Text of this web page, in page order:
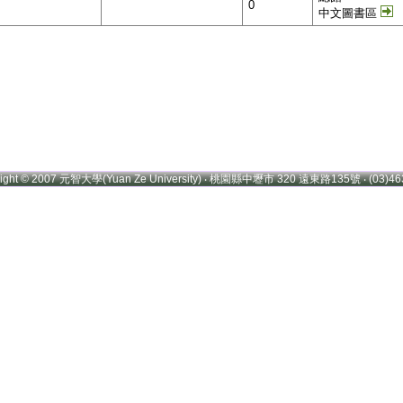
0
中文圖書區
© 2007 元智大學(Yuan Ze University) ‧ 桃園縣中壢市 320 遠東路135號 ‧